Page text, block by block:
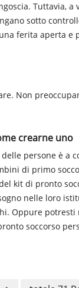
Tuttavia, a
sotto
ferita aperta e
Non
crearne uno
persone è a
di primo
kit di pronto
nelle loro
Oppure
soccorso